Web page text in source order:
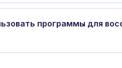
программы для